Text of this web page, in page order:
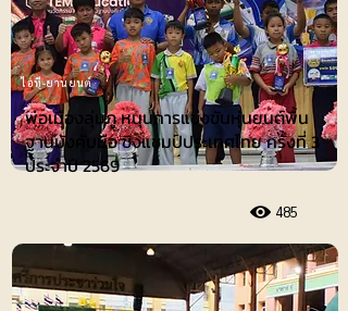
ไอที-ยานยนต์
พ่อเมืองลุ่มภู หนุนการแข่งขันหุ่นยนต์พื้น
ฐานบังคับมือ ชิงแชมป์ประเทศไทย ครั้งที่ 3
ประจำปี 2569
485